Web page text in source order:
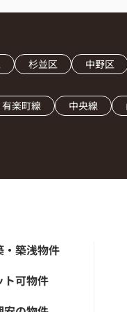
杉並区 中野区
有楽町線 中央線
・築浅物件
ト可物件